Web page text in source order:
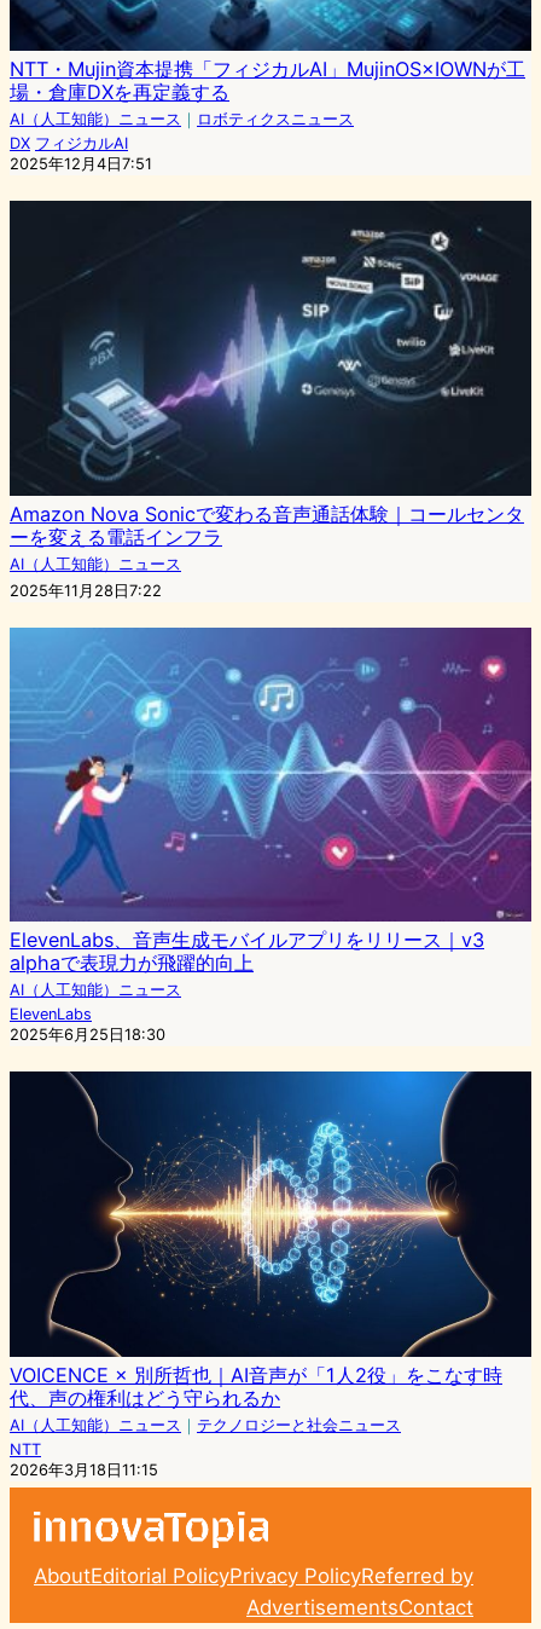
NTT・Mujin資本提携「フィジカルAI」MujinOS×IOWNが工
場・倉庫DXを再定義する
AI（人工知能）ニュース ｜ ロボティクスニュース
DX フィジカルAI
2025年12月4日7:51
Amazon Nova Sonicで変わる音声通話体験｜コールセンタ
ーを変える電話インフラ
AI（人工知能）ニュース
2025年11月28日7:22
ElevenLabs、音声生成モバイルアプリをリリース｜v3
alphaで表現力が飛躍的向上
AI（人工知能）ニュース
ElevenLabs
2025年6月25日18:30
VOICENCE × 別所哲也｜AI音声が「1人2役」をこなす時
代、声の権利はどう守られるか
AI（人工知能）ニュース ｜ テクノロジーと社会ニュース
NTT
2026年3月18日11:15
AboutEditorial PolicyPrivacy PolicyReferred by
AdvertisementsContact